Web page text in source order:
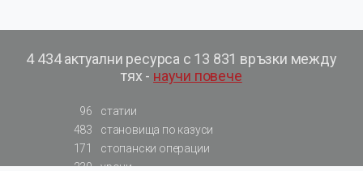
4 434 актуални ресурса с 13 831 връзки между
тях - научи повече
96
статии
483
становища по казуси
171
стопански операции
230
уроци